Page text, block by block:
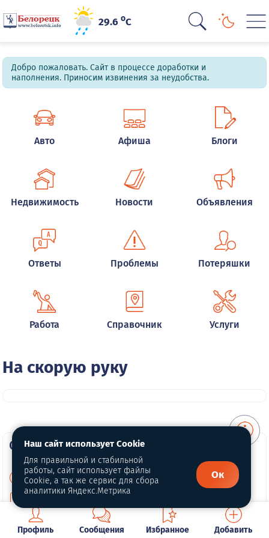
29.6oC
Добро пожаловать. Сайт в процессе доработки и
наполнения. Приносим извинения за неудобства.
Авто Афиша Блоги
Недвижимость Новости Объявления
Ответы Проблемы Потеряшки
Работа Справочник Услуги
На скорую руку
О портале
О нас
Для правообладателей
Политика конфиденциальности
Профиль Сообщения Избранное Добавить
Наш сайт использует Cookie
Для правильной и стабильной
работы, сайт использует файлы
Cookie, а так же сервис для сбора
аналитики Яндекс.Метрика
Ок